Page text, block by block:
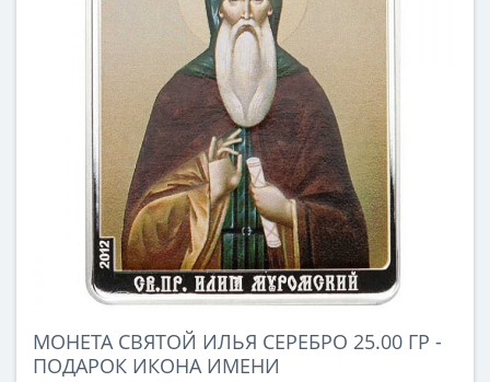
МОНЕТА СВЯТОЙ ИЛЬЯ СЕРЕБРО 25.00 ГР -
ПОДАРОК ИКОНА ИМЕНИ